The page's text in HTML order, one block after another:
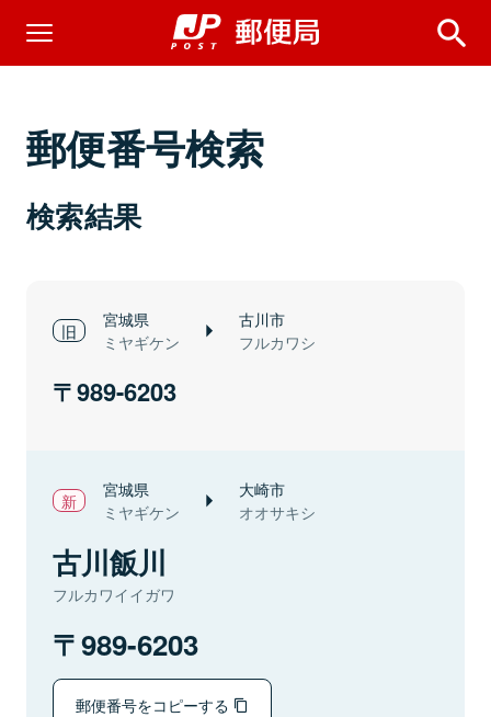
郵便番号検索
検索結果
宮城県
ミヤギケン
古川市
フルカワシ
989-6203
宮城県
ミヤギケン
大崎市
オオサキシ
古川飯川
フルカワイイガワ
989-6203
郵便番号をコピーする